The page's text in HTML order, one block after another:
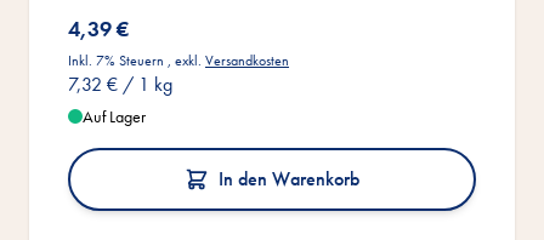
4,39 €
Inkl. 7% Steuern , exkl. Versandkosten
7,32 € / 1 kg
Auf Lager
In den Warenkorb